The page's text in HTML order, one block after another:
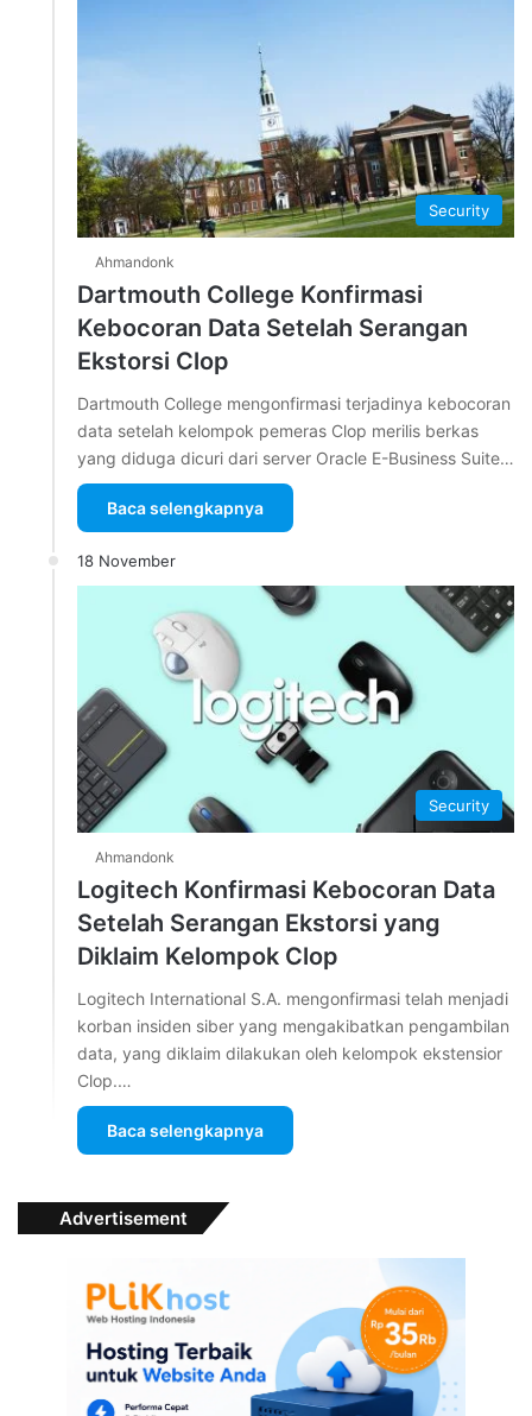
Security
Ahmandonk
Dartmouth College Konfirmasi
Kebocoran Data Setelah Serangan
Ekstorsi Clop
Dartmouth College mengonfirmasi terjadinya kebocoran
data setelah kelompok pemeras Clop merilis berkas
yang diduga dicuri dari server Oracle E-Business Suite…
Baca selengkapnya
18 November
Security
Ahmandonk
Logitech Konfirmasi Kebocoran Data
Setelah Serangan Ekstorsi yang
Diklaim Kelompok Clop
Logitech International S.A. mengonfirmasi telah menjadi
korban insiden siber yang mengakibatkan pengambilan
data, yang diklaim dilakukan oleh kelompok ekstensior
Clop.…
Baca selengkapnya
Advertisement